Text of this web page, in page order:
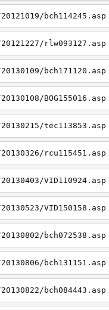
bch114245.asp
rlw093127.asp
bch171120.asp
BOG155016.asp
tec113853.asp
rcu115451.asp
VID110924.asp
VID150158.asp
bch072538.asp
bch131151.asp
bch084443.asp